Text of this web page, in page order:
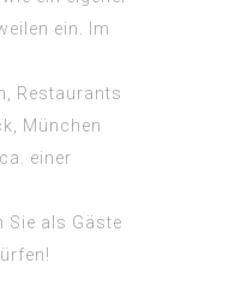
ein. Im
Restaurants
München
einer
Sie als Gäste